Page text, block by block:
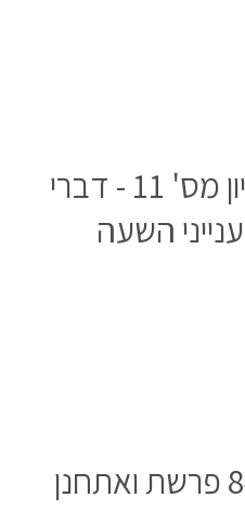
ושכנתי בתוכם - גליון מס' 11 - דברי
השעה
גליון דעת גדולים 84 פרשת ואתחנן